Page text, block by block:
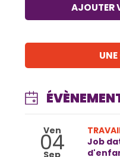
AJOUTER
Ven
04
Sep
Job